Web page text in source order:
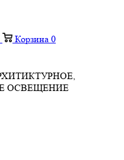
Корзина 0
ОСВЕЩЕНИЕ